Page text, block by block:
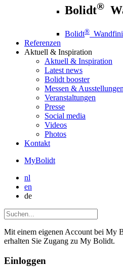
Bolidt®
Bolidt®
Referenzen
Aktuell & Inspiration
Aktuell & Inspiration
Latest news
Bolidt booster
Messen & Ausstellungen
Veranstaltungen
Presse
Social media
Videos
Photos
Kontakt
MyBolidt
nl
en
de
Mit einem eigenen Account bei My
erhalten Sie Zugang zu My Bolidt.
Einloggen